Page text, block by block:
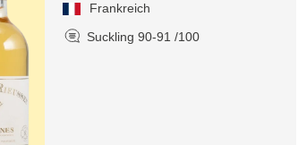
Frankreich
Suckling 90-91 /100